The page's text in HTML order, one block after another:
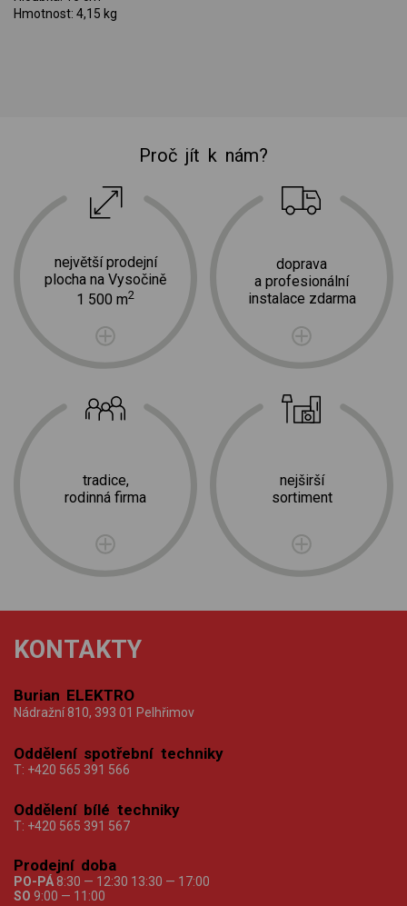
Hmotnost: 4,15 kg
Proč jít k nám?
největší prodejní
plocha na Vysočině
1 500 m2
tradice,
rodinná firma
doprava
a profesionální
instalace zdarma
nejširší
sortiment
KONTAKTY
Burian ELEKTRO
Nádražní 810, 393 01 Pelhřimov
Oddělení spotřební techniky
T: +420 565 391 566
Oddělení bílé techniky
T: +420 565 391 567
Prodejní doba
PO-PÁ 8:30 — 12:30 13:30 — 17:00
SO 9:00 — 11:00